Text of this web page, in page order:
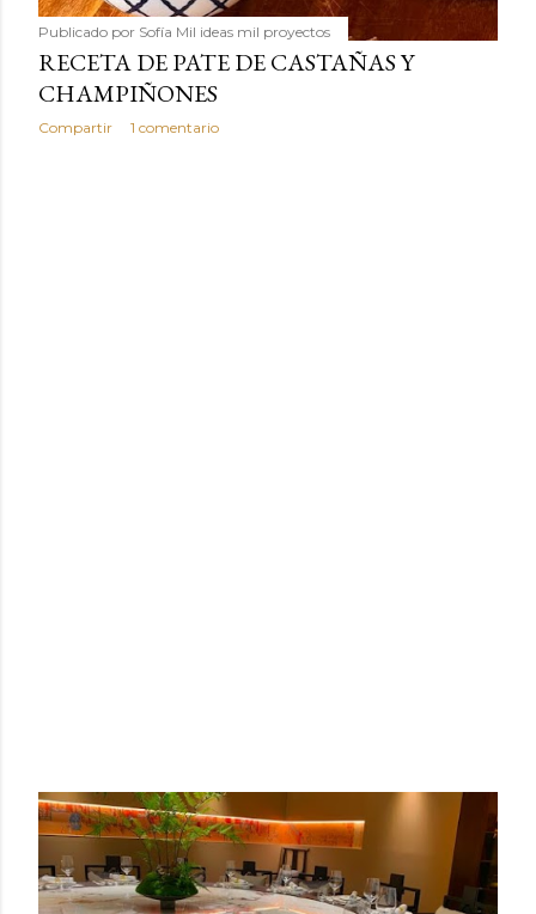
Publicado por Sofía Mil ideas mil proyectos
RECETA DE PATE DE CASTAÑAS Y
CHAMPIÑONES
Compartir 1 comentario